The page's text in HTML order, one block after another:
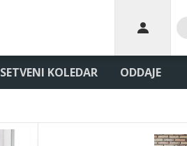
SETVENI KOLEDAR ODDAJE